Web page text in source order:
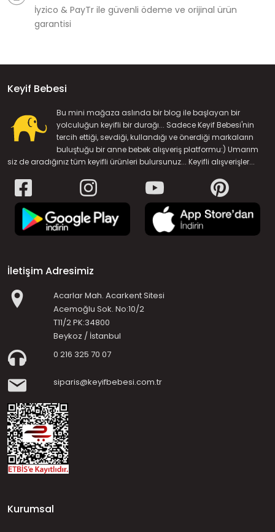
İyzico & PayTr ile güvenli ödeme ve orijinal ürün
garantisi
Keyif Bebesi
Bu mini mağaza aslında bir blog ile başlayan bir
yolculuğun keyifli bir durağı... Sadece Keyif Bebesi'nin
tercih ettiği, sevdiği, kullandığı ve önerdiği markaların
buluştuğu bir anne bebek alışveriş platformu:) Umarım
siz de aradığınız tüm keyifli ürünleri bulursunuz... Keyifli alışverişler...
İletişim Adresimiz
Acarlar Mah. Acarkent Sitesi
Acemoğlu Sok. No:10/2
T11/2 PK:34800
Beykoz / İstanbul
0 216 325 70 07
siparis@keyifbebesi.com.tr
Kurumsal